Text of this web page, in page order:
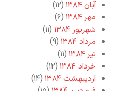
آبان ۱۳۸۴
(۱۲)
مهر ۱۳۸۴
(۶)
شهریور ۱۳۸۴
(۱۱)
مرداد ۱۳۸۴
(۹)
تیر ۱۳۸۴
(۱۱)
خرداد ۱۳۸۴
(۱۲)
اردیبهشت ۱۳۸۴
(۱۴)